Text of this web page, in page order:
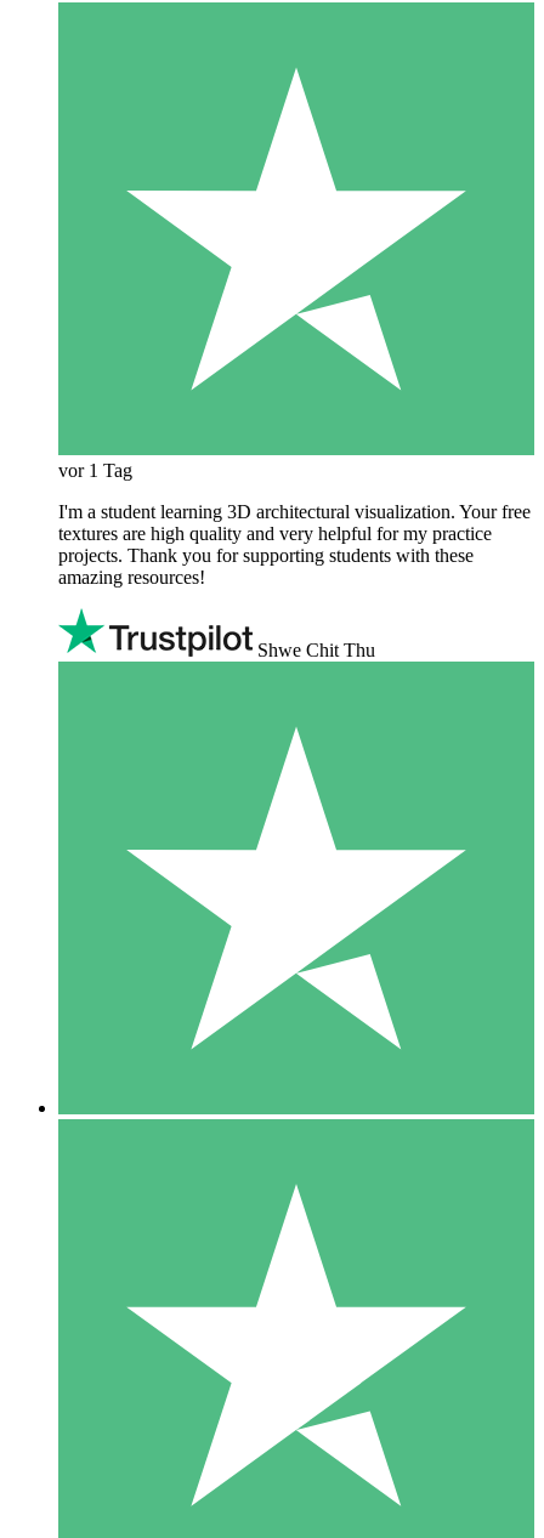
vor 1 Tag
I'm a student learning 3D architectural visualization. Your free
textures are high quality and very helpful for my practice
projects. Thank you for supporting students with these
amazing resources!
Shwe Chit Thu